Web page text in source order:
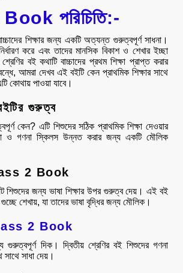
পরিচিতি:-
শিক্ষার জন্য একটি অত্যন্ত গুরুত্বপূর্ণ সাধনা।
করে এবং তাদের মানসিক বিকাশ ও শেখার ইচ্ছা
বই কথাটি বাচ্চাদের প্রথম শিক্ষা প্রাপ্ত করার
আমরা দেখব এই বইটি কেন প্রাথমিক শিক্ষার সাথে
কোথায় পাওয়া যাবে।
গুরুত্ব
কেন? এটি শিশুদের সঠিক প্রাথমিক শিক্ষা দেওয়ার
ও গণনা স্কিলস উন্নত করার জন্য একটি মৌলিক
2 Book
শিশুদের জন্য ভাষা শিক্ষার উপর গুরুত্ব দেয়। এই বই
শেখায়, যা তাদের ভাষা বৃদ্ধির জন্য মৌলিক।
2 Book
গুরুত্বপূর্ণ দিক। দ্বিতীয় শ্রেণির বই শিশুদের গণনা
সাধা দেয়।